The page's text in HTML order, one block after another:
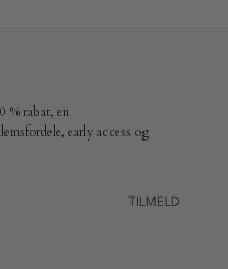
% rabat, en
early access og
TILMELD